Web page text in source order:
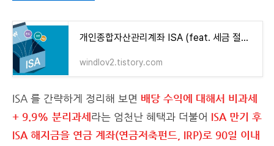
개인종합자산관리계좌 ISA (feat. 세금 절약 만능 계좌) 가 궁금하다면!
windlov2.tistory.com
ISA 를 간략하게 정리해 보면 배당 수익에 대해서 비과세
+ 9.9% 분리과세라는 엄천난 혜택과 더불어 ISA 만기 후
ISA 해지금을 연금 계좌(연금저축펀드, IRP)로 90일 이내